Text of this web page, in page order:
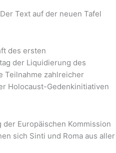
Text auf der neuen Tafel
des ersten
der Liquidierung des
Teilnahme zahlreicher
Holocaust-Gedenkinitiativen
Europäischen Kommission
sich Sinti und Roma aus aller